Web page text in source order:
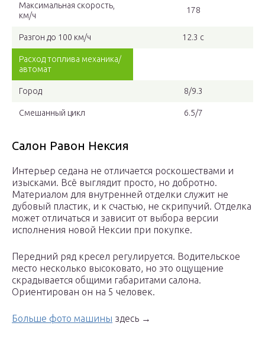
Максимальная скорость,
км/ч
178
Разгон до 100 км/ч 12.3 с
Расход топлива механика/
автомат
Город 8/9.3
Смешанный цикл 6.5/7
Салон Равон Нексия
Интерьер седана не отличается роскошествами и
изысками. Всё выглядит просто, но добротно.
Материалом для внутренней отделки служит не
дубовый пластик, и к счастью, не скрипучий. Отделка
может отличаться и зависит от выбора версии
исполнения новой Нексии при покупке.
Передний ряд кресел регулируется. Водительское
место несколько высоковато, но это ощущение
скрадывается общими габаритами салона.
Ориентирован он на 5 человек.
Больше фото машины здесь →